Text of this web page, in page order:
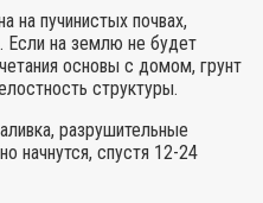
на пучинистых почвах,
Если на землю не будет
основы с домом, грунт
структуры.
разрушительные
начнутся, спустя 12-24